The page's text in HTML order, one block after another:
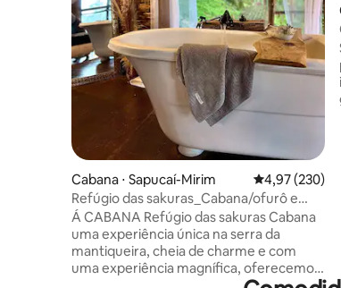
Cabana ⋅ Sapucaí-Mirim 4,97 de uma
4,97 (230)
Refúgio das sakuras_Cabana/ofurô e
cachoeira priva
Á CABANA Refúgio das sakuras Cabana
uma experiência única na serra da
mantiqueira, cheia de charme e com
uma experiência magnífica, oferecemos